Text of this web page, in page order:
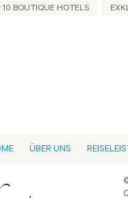
10 BOUTIQUE HOTELS
ÜBER UNS